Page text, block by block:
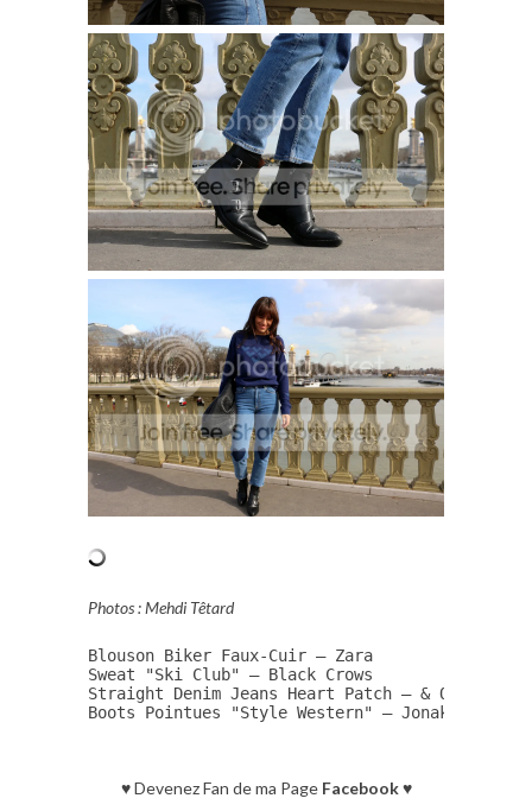
Photos : Mehdi Têtard
Blouson Biker Faux-Cuir – Zara
Sweat "Ski Club" – Black Crows
Straight Denim Jeans Heart Patch – & Other
Boots Pointues "Style Western" – Jonak
♥ Devenez Fan de ma Page Facebook♥